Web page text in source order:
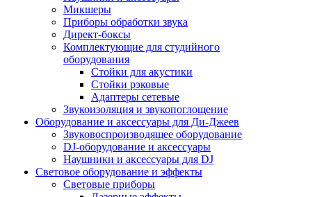
Микшеры
Приборы обработки звука
Директ-боксы
Комплектующие для студийного
оборудования
Стойки для акустики
Стойки рэковые
Адаптеры сетевые
Звукоизоляция и звукопоглощение
Оборудование и аксессуары для Ди-Джеев
Звуковоспроизводящее оборудование
DJ-оборудование и аксессуары
Наушники и аксессуары для DJ
Световое оборудование и эффекты
Световые приборы